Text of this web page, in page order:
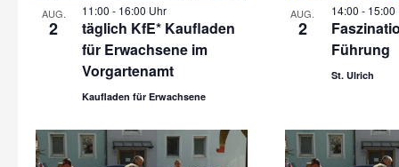
AUG.
2
11:00 - 16:00 Uhr
täglich KfE* Kaufladen
für Erwachsene im
Vorgartenamt
Kaufladen für Erwachsene
AUG.
2
14:00 -
Führung
St. Ulrich